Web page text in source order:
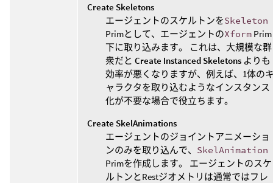
Create Skeletons
エージェントのスケルトンをSkeleton
Primとして、エージェントのXform Prim
下に取り込みます。 これは、大規模な群
衆だと Create Instanced Skeletons よりも
効率が悪くなりますが、例えば、1体の
ャラクタを取り込むようなインスタンス
化が不要な場合で役立ちます。
Create SkelAnimations
エージェントのジョイントアニメーショ
ンのみを取り込んで、 SkelAnimation
Primを作成します。 エージェントのスケ
ルトンとRestジオメトリは通常ではフレ